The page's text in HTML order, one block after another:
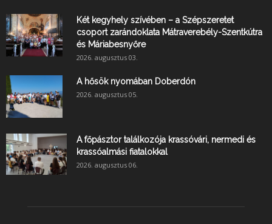
Két kegyhely szívében – a Szépszeretet
csoport zarándoklata Mátraverebély-Szentkútra
és Máriabesnyőre
2026. augusztus 03.
A hősök nyomában Doberdón
2026. augusztus 05.
A főpásztor találkozója krassóvári, nermedi és
krassóalmási fiatalokkal
2026. augusztus 06.